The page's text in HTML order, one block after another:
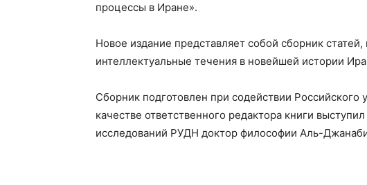
процессы в Иране».
Новое издание представляет собой сборник
интеллектуальные течения в новейшей истории
Сборник подготовлен при содействии Российского
качестве ответственного редактора книги
исследований РУДН доктор философии Аль-